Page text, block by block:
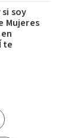
soy
Mujeres
te